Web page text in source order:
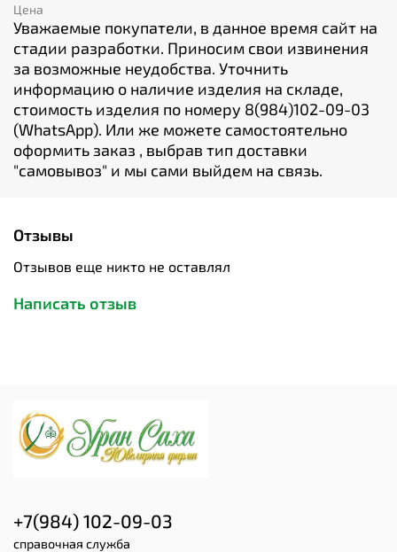
Цена
Уважаемые покупатели, в данное время сайт на
стадии разработки. Приносим свои извинения
за возможные неудобства. Уточнить
информацию о наличие изделия на складе,
стоимость изделия по номеру 8(984)102-09-03
(WhatsApp). Или же можете самостоятельно
оформить заказ , выбрав тип доставки
"cамовывоз" и мы сами выйдем на связь.
Отзывы
Отзывов еще никто не оставлял
Написать отзыв
+7(984) 102-09-03
справочная служба